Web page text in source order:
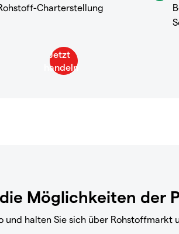
Charterstellung
Möglichkeiten der
halten Sie sich über Rohstoffmarkt